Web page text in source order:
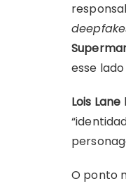
esse
Lois Lane
O ponto